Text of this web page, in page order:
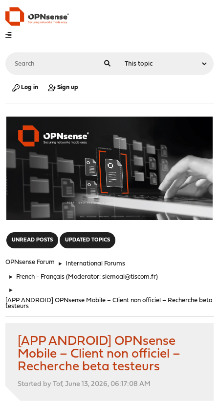
Log in Sign up
UNREAD POSTS UPDATED TOPICS
OPNsense Forum ► International Forums
► French - Français (Moderator:slemoal@tiscom.fr)
►
[APP ANDROID] OPNsense Mobile – Client non officiel – Recherche beta
testeurs
[APP ANDROID] OPNsense
Mobile – Client non officiel –
Recherche beta testeurs
Started by Tof, June 13, 2026, 06:17:08 AM